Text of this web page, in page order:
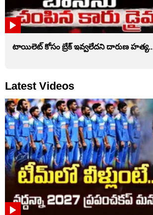
టాయిలెట్‌ కోసం బ్రేక్‌ ఇవ్వలేదని దారుణ హత్య..
Latest Videos